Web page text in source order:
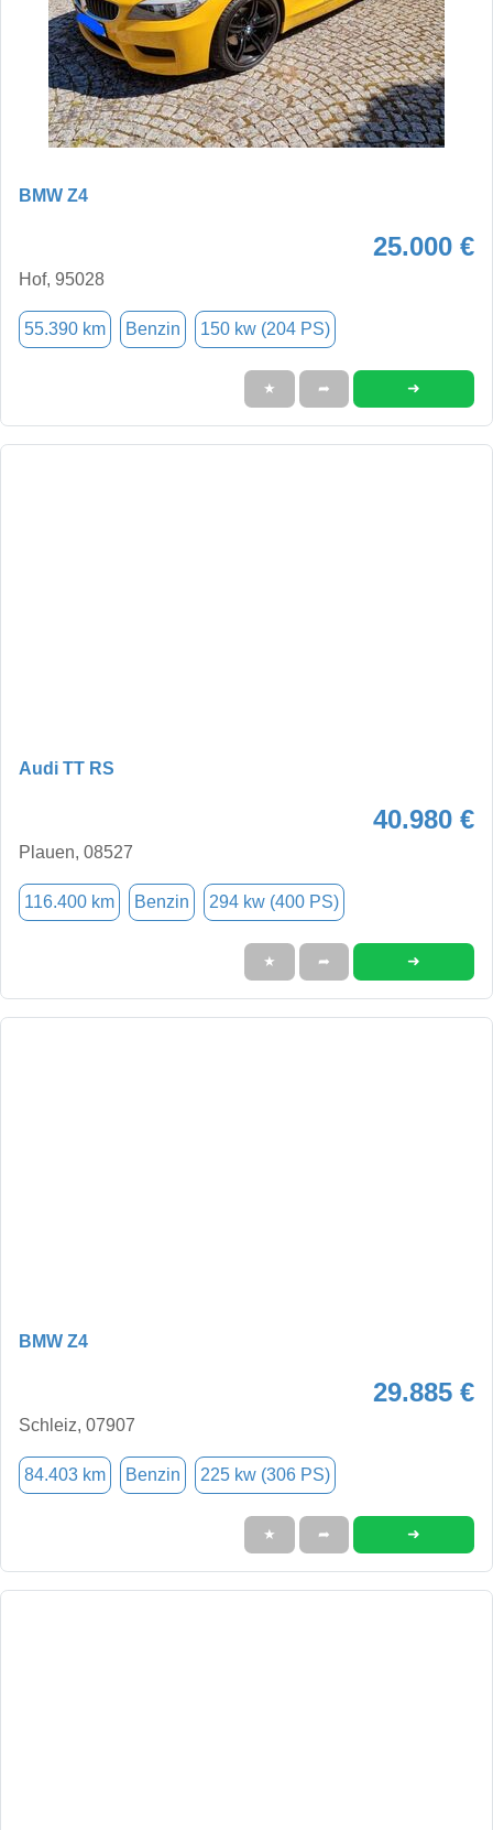
BMW Z4
25.000 €
Hof, 95028
55.390 km Benzin 150 kw (204 PS)
★ ➦ ➜
Audi TT RS
40.980 €
Plauen, 08527
116.400 km Benzin 294 kw (400 PS)
★ ➦ ➜
BMW Z4
29.885 €
Schleiz, 07907
84.403 km Benzin 225 kw (306 PS)
★ ➦ ➜